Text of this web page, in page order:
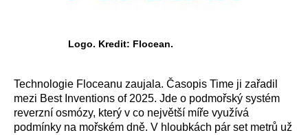
Logo. Kredit: Flocean.
Technologie Floceanu zaujala. Časopis Time ji zařadil
mezi Best Inventions of 2025. Jde o podmořský systém
reverzní osmózy, který v co největší míře využívá
podmínky na mořském dně. V hloubkách pár set metrů už